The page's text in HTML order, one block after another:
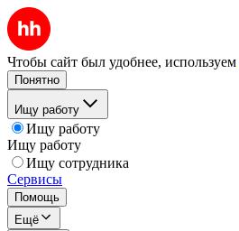
Чтобы сайт был удобнее, используем
Понятно
Ищу работу
Ищу работу
Ищу работу
Ищу сотрудника
Сервисы
Помощь
Ещё